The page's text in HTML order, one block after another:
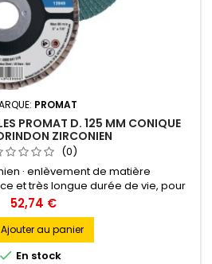
PROMAT
PROMAT D. 125 MM CONIQUE
ZIRCONIEN
(0)
· enlèvement de matière
et très longue durée de vie, pour
alliés, non alliés et traités, les
solides, l'acier inoxydable · sur
· adapté en particulier au meulage
· pour l'usinage des cordons de...
Prix
52,74 €
Ajouter au panier
 En stock